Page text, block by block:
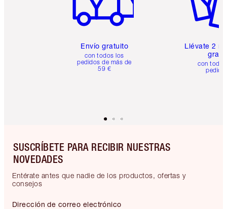
Envío gratuito
con todos los
pedidos de más de
59 €
Llévate 2
gratis
con
SUSCRÍBETE PARA RECIBIR NUESTRAS
NOVEDADES
Entérate antes que nadie de los productos, ofertas y
consejos
Dirección de correo electrónico